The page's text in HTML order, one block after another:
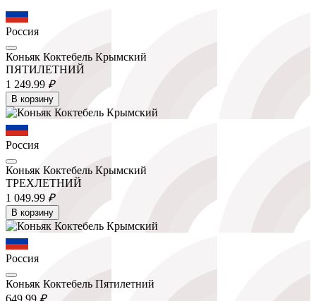
Россия
Коньяк Коктебель Крымский
ПЯТИЛЕТНИЙ
1 249.99 ₽
В корзину
Россия
Коньяк Коктебель Крымский
ТРЕХЛЕТНИЙ
1 049.99 ₽
В корзину
Россия
Коньяк Коктебель Пятилетний
649.99 ₽